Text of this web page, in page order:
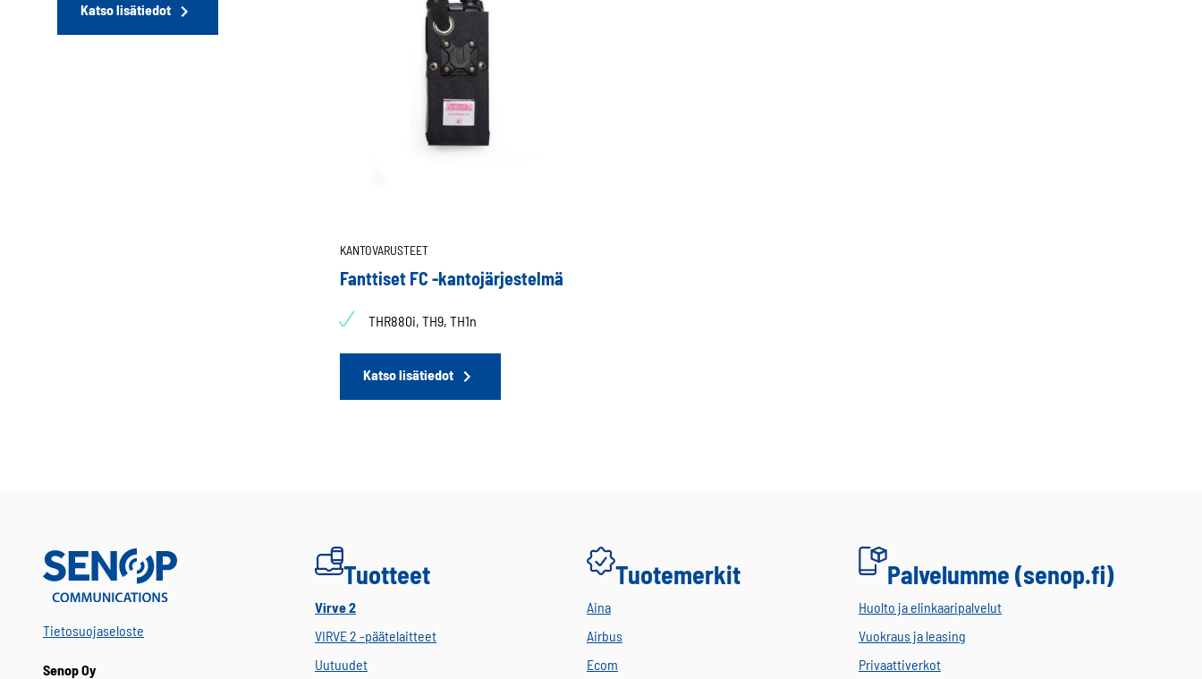
Katso lisätiedot
KANTOVARUSTEET
Fanttiset FC -kantojärjestelmä
THR880i, TH9, TH1n
Katso lisätiedot
Tietosuojaseloste
Senop Oy
Tuotteet
Virve 2
VIRVE 2 -päätelaitteet
Uutuudet
Tuotemerkit
Aina
Airbus
Ecom
Palvelumme (senop.fi)
Huolto ja elinkaaripalvelut
Vuokraus ja leasing
Privaattiverkot